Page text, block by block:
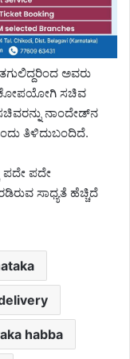
ಅವರು
ಸಚಿವ
ನಾಂದೇಡ್‍ನ
ತಿಳಿದುಬಂದಿದೆ.
ಪದೇ ಪದೇ
ಸಾಧ್ಯತೆ ಹೆಚ್ಚಿದೆ
habba